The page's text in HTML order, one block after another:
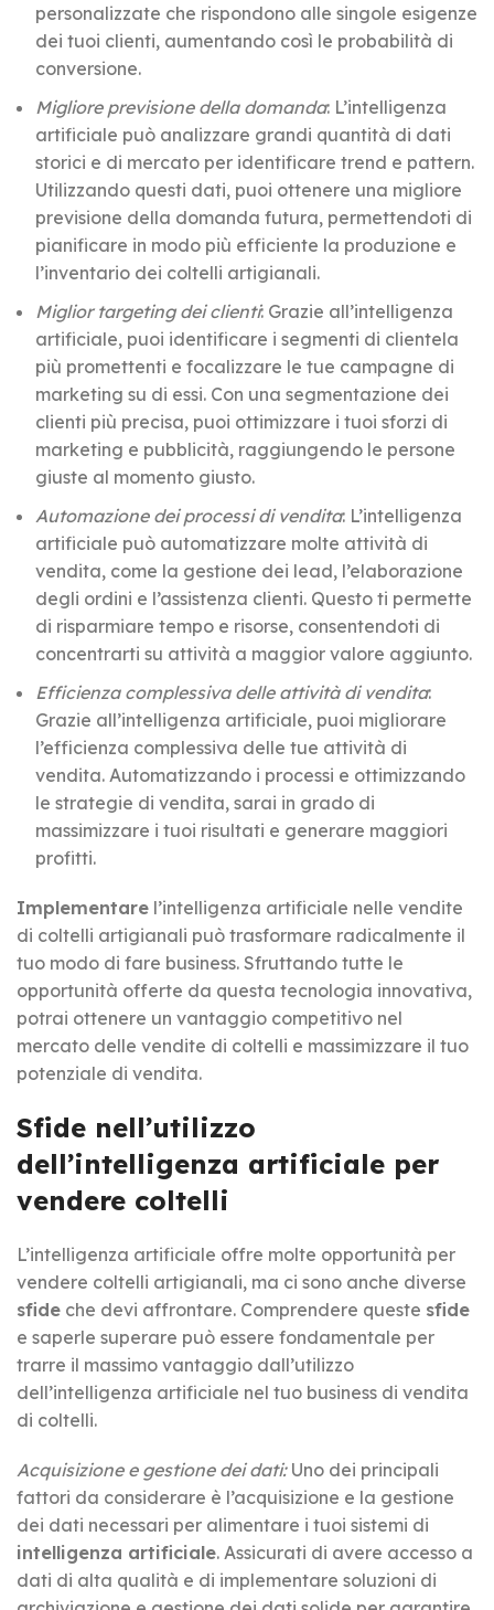
personalizzate che rispondono alle singole esigenze
dei tuoi clienti, aumentando così le probabilità di
conversione.
Migliore previsione della domanda: L’intelligenza
artificiale può analizzare grandi quantità di dati
storici e di mercato per identificare trend e pattern.
Utilizzando questi dati, puoi ottenere una migliore
previsione della domanda futura, permettendoti di
pianificare in modo più efficiente la produzione e
l’inventario dei coltelli artigianali.
Miglior targeting dei clienti: Grazie all’intelligenza
artificiale, puoi identificare i segmenti di clientela
più promettenti e focalizzare le tue campagne di
marketing su di essi. Con una segmentazione dei
clienti più precisa, puoi ottimizzare i tuoi sforzi di
marketing e pubblicità, raggiungendo le persone
giuste al momento giusto.
Automazione dei processi di vendita: L’intelligenza
artificiale può automatizzare molte attività di
vendita, come la gestione dei lead, l’elaborazione
degli ordini e l’assistenza clienti. Questo ti permette
di risparmiare tempo e risorse, consentendoti di
concentrarti su attività a maggior valore aggiunto.
Efficienza complessiva delle attività di vendita:
Grazie all’intelligenza artificiale, puoi migliorare
l’efficienza complessiva delle tue attività di
vendita. Automatizzando i processi e ottimizzando
le strategie di vendita, sarai in grado di
massimizzare i tuoi risultati e generare maggiori
profitti.
Implementare l’intelligenza artificiale nelle vendite
di coltelli artigianali può trasformare radicalmente il
tuo modo di fare business. Sfruttando tutte le
opportunità offerte da questa tecnologia innovativa,
potrai ottenere un vantaggio competitivo nel
mercato delle vendite di coltelli e massimizzare il tuo
potenziale di vendita.
Sfide nell’utilizzo
dell’intelligenza artificiale per
vendere coltelli
L’intelligenza artificiale offre molte opportunità per
vendere coltelli artigianali, ma ci sono anche diverse
sfide che devi affrontare. Comprendere queste sfide
e saperle superare può essere fondamentale per
trarre il massimo vantaggio dall’utilizzo
dell’intelligenza artificiale nel tuo business di vendita
di coltelli.
Acquisizione e gestione dei dati:Uno dei principali
fattori da considerare è l’acquisizione e la gestione
dei dati necessari per alimentare i tuoi sistemi di
intelligenza artificiale. Assicurati di avere accesso a
dati di alta qualità e di implementare soluzioni di